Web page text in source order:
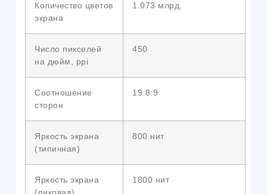
Количество цветов
экрана
1.073 млрд.
Число пикселей
на дюйм, ppi
450
Соотношение
сторон
19.8:9
Яркость экрана
(типичная)
800 нит
Яркость экрана
1800 нит